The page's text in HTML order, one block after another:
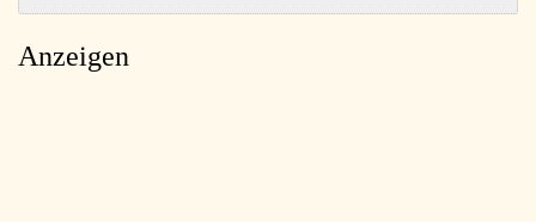
Anzeigen